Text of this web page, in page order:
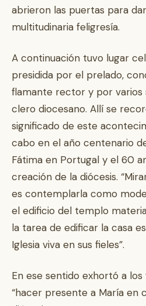
abrieron las puertas para
multitudinaria feligresía.
A continuación tuvo lugar
presidida por el prelado,
flamante rector y por varios
clero diocesano. Allí se
significado de este
cabo en el año centenario
Fátima en Portugal y el 60
creación de la diócesis.
es contemplarla como
el edificio del templo
la tarea de edificar la casa
Iglesia viva en sus fieles”.
En ese sentido exhortó a
“hacer presente a María en